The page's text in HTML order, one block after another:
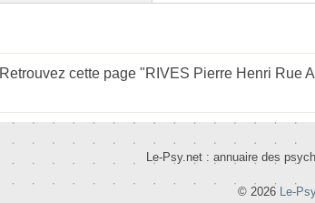
Retrouvez cette page "RIVES Pierre Henri Rue
Le-Psy.net : annuaire des
© 2026 Le-